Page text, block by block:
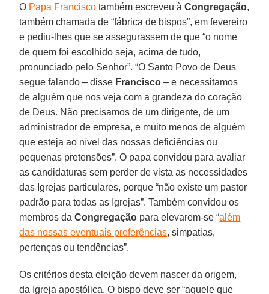
O Papa Francisco também escreveu àCongregação,
também chamada de “fábrica de bispos”, em fevereiro
e pediu-lhes que se assegurassem de que “o nome
de quem foi escolhido seja, acima de tudo,
pronunciado pelo Senhor”. “O Santo Povo de Deus
segue falando – disse Francisco – e necessitamos
de alguém que nos veja com a grandeza do coração
de Deus. Não precisamos de um dirigente, de um
administrador de empresa, e muito menos de alguém
que esteja ao nível das nossas deficiências ou
pequenas pretensões”. O papa convidou para avaliar
as candidaturas sem perder de vista as necessidades
das Igrejas particulares, porque “não existe um pastor
padrão para todas as Igrejas”. Também convidou os
membros daCongregação para elevarem-se “além
das nossas eventuais preferências, simpatias,
pertenças ou tendências”.
Os critérios desta eleição devem nascer da origem,
da Igreja apostólica. O bispo deve ser “aquele que